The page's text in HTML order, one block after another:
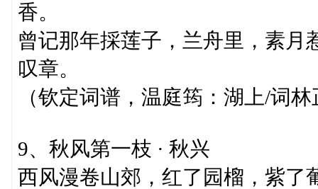
香。
曾记那年採莲子，兰舟里，素月
叹章。
（钦定词谱，温庭筠：湖上/词
9、秋风第一枝 · 秋兴
西风漫卷山郊，红了园榴，紫了